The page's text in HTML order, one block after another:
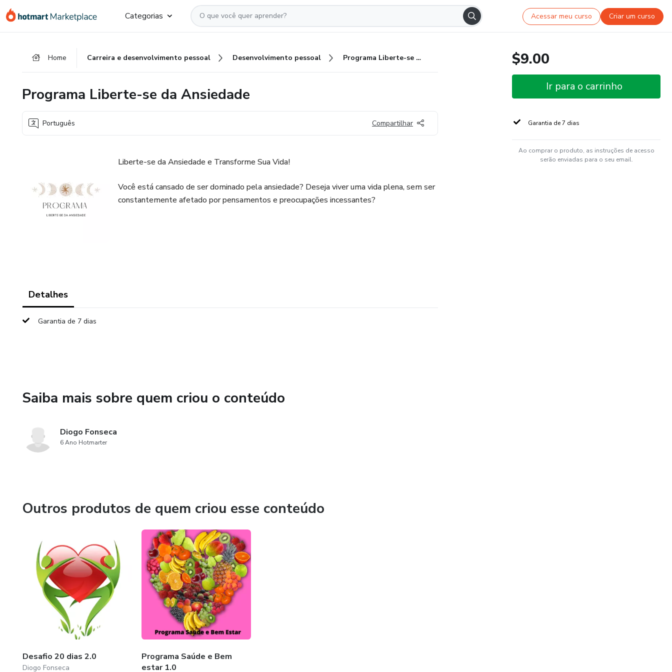
para
para
para
Categorias Acessar meu curso Criar um curso
Home Carreira e desenvolvimento pessoal Desenvolvimento pessoal Programa Liberte-se da Ansiedade
Programa Liberte-se da Ansiedade
Português Compartilhar
Liberte-se da Ansiedade e Transforme Sua Vida!
Você está cansado de ser dominado pela ansiedade? Deseja viver uma vida plena, sem ser
constantemente afetado por pensamentos e preocupações incessantes?
Detalhes
Garantia de 7 dias
Saiba mais sobre quem criou o conteúdo
Diogo Fonseca
6 Ano Hotmarter
Outros produtos de quem criou esse conteúdo
Desafio 20 dias 2.0
Diogo Fonseca
Programa Saúde e Bem
estar 1.0
$9.00
Ir para o carrinho
Garantia de 7 dias
Ao comprar o produto, as instruções de acesso
serão enviadas para o seu email.